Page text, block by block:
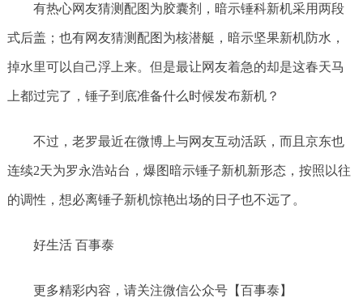
有热心网友猜测配图为胶囊剂，暗示锤科新机采用两段
式后盖；也有网友猜测配图为核潜艇，暗示坚果新机防水，
掉水里可以自己浮上来。但是最让网友着急的却是这春天马
上都过完了，锤子到底准备什么时候发布新机？
不过，老罗最近在微博上与网友互动活跃，而且京东也
连续2天为罗永浩站台，爆图暗示锤子新机新形态，按照以往
的调性，想必离锤子新机惊艳出场的日子也不远了。
好生活 百事泰
更多精彩内容，请关注微信公众号【百事泰】